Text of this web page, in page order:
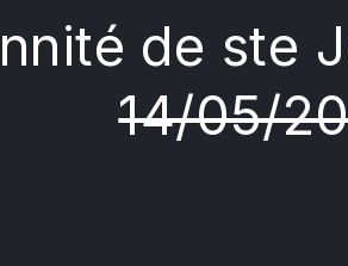
de ste
14/05/